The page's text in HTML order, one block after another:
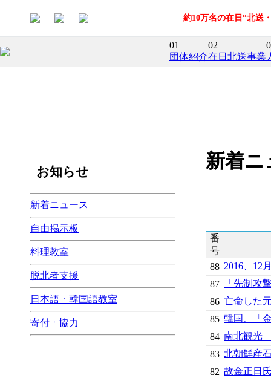
約10万名の在日“北送
01
団体紹介
02
在日北送事業
お知らせ
新着ニュース
自由掲示板
料理教室
脱北者支援
日本語ㆍ韓国語教室
寄付ㆍ協力
新着ニ
番
号
88 2016、12
87
「先制攻
86 亡命した
85 韓国、「
84 南北観光
83 北朝鮮産
82 故金正日